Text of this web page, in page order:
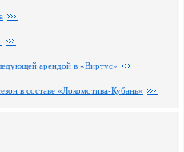
арендой в «Виртус»
в составе «Локомотива-Кубань»